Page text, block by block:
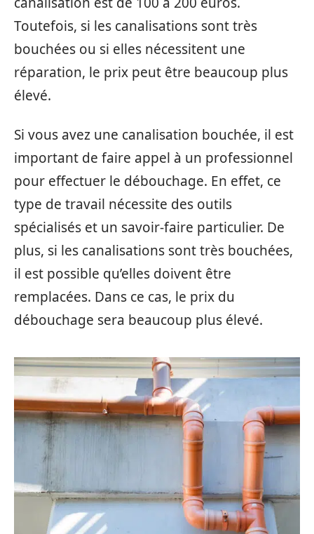
Toutefois, si les canalisations sont très
bouchées ou si elles nécessitent une
réparation, le prix peut être beaucoup plus
élevé.
Si vous avez une canalisation bouchée, il est
important de faire appel à un professionnel
pour effectuer le débouchage. En effet, ce
type de travail nécessite des outils
spécialisés et un savoir-faire particulier. De
plus, si les canalisations sont très bouchées,
il est possible qu’elles doivent être
remplacées. Dans ce cas, le prix du
débouchage sera beaucoup plus élevé.